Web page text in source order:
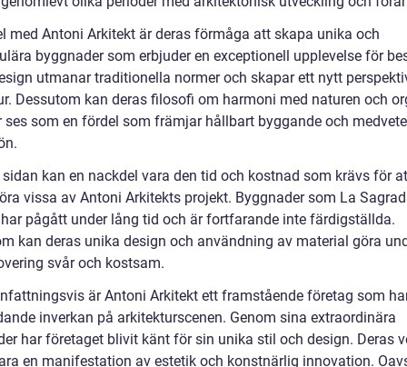
med Antoni Arkitekt är deras förmåga att skapa unika och
byggnader som erbjuder en exceptionell upplevelse för
utmanar traditionella normer och skapar ett nytt
Dessutom kan deras filosofi om harmoni med naturen och
ses som en fördel som främjar hållbart byggande och
kan en nackdel vara den tid och kostnad som krävs för
vissa av Antoni Arkitekts projekt. Byggnader som La
pågått under lång tid och är fortfarande inte färdigställda.
kan deras unika design och användning av material göra
svår och kostsam.
är Antoni Arkitekt ett framstående företag som
inverkan på arkitekturscenen. Genom sina extraordinära
har företaget blivit känt för sin unika stil och design. Deras
en manifestation av estetik och konstnärlig innovation.